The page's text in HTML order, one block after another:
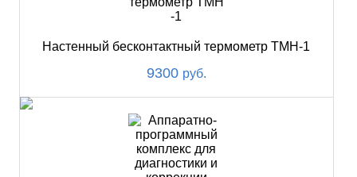
Настенный бесконтактный термометр ТМН-1
9300 руб.